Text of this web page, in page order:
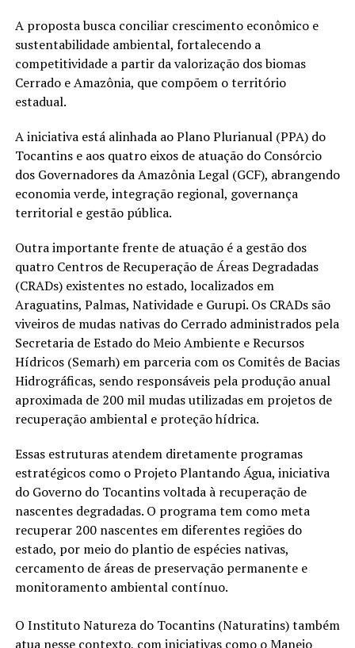
A proposta busca conciliar crescimento econômico e
sustentabilidade ambiental, fortalecendo a
competitividade a partir da valorização dos biomas
Cerrado e Amazônia, que compõem o território
estadual.
A iniciativa está alinhada ao Plano Plurianual (PPA) do
Tocantins e aos quatro eixos de atuação do Consórcio
dos Governadores da Amazônia Legal (GCF), abrangendo
economia verde, integração regional, governança
territorial e gestão pública.
Outra importante frente de atuação é a gestão dos
quatro Centros de Recuperação de Áreas Degradadas
(CRADs) existentes no estado, localizados em
Araguatins, Palmas, Natividade e Gurupi. Os CRADs são
viveiros de mudas nativas do Cerrado administrados pela
Secretaria de Estado do Meio Ambiente e Recursos
Hídricos (Semarh) em parceria com os Comitês de Bacias
Hidrográficas, sendo responsáveis pela produção anual
aproximada de 200 mil mudas utilizadas em projetos de
recuperação ambiental e proteção hídrica.
Essas estruturas atendem diretamente programas
estratégicos como o Projeto Plantando Água, iniciativa
do Governo do Tocantins voltada à recuperação de
nascentes degradadas. O programa tem como meta
recuperar 200 nascentes em diferentes regiões do
estado, por meio do plantio de espécies nativas,
cercamento de áreas de preservação permanente e
monitoramento ambiental contínuo.
O Instituto Natureza do Tocantins (Naturatins) também
atua nesse contexto, com iniciativas como o Manejo